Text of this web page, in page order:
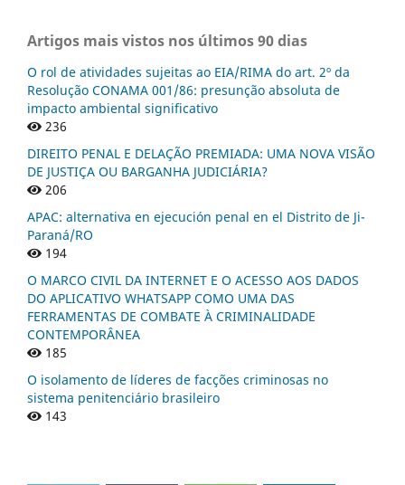
Artigos mais vistos nos últimos 90 dias
O rol de atividades sujeitas ao EIA/RIMA do art. 2º da
Resolução CONAMA 001/86: presunção absoluta de
impacto ambiental significativo
236
DIREITO PENAL E DELAÇÃO PREMIADA: UMA NOVA VISÃO
DE JUSTIÇA OU BARGANHA JUDICIÁRIA?
206
APAC: alternativa en ejecución penal en el Distrito de Ji-
Paraná/RO
194
O MARCO CIVIL DA INTERNET E O ACESSO AOS DADOS
DO APLICATIVO WHATSAPP COMO UMA DAS
FERRAMENTAS DE COMBATE À CRIMINALIDADE
CONTEMPORÂNEA
185
O isolamento de líderes de facções criminosas no
sistema penitenciário brasileiro
143